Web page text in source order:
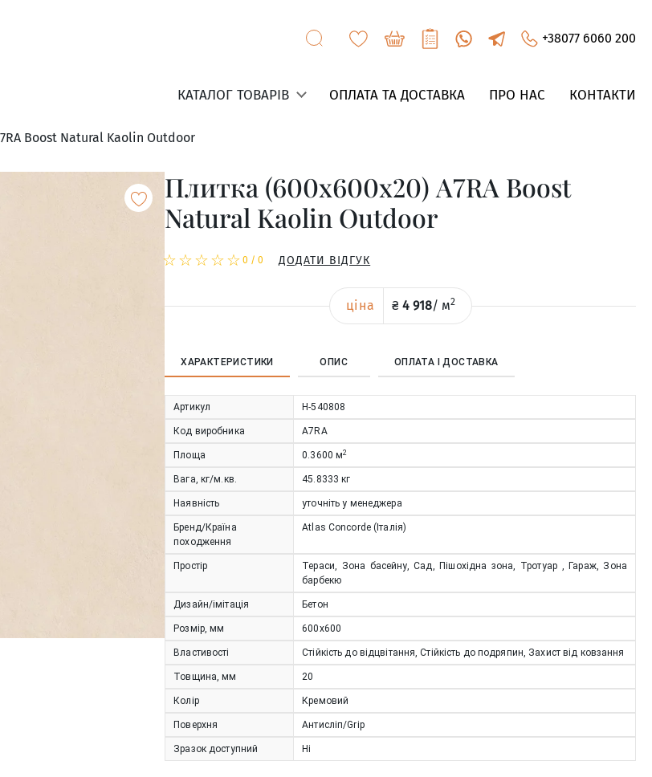
+38077 6060 200
КАТАЛОГ ТОВАРІВ ОПЛАТА ТА ДОСТАВКА ПРО НАС КОНТАКТИ
Boost Natural Kaolin Outdoor
Плитка (600x600x20) A7RA Boost
Natural Kaolin Outdoor
☆
★☆
★☆
★☆
★☆
★ 0 /0 ДОДАТИ ВІДГУК
ціна ₴ 4 918/ м2
ХАРАКТЕРИСТИКИ ОПИС ОПЛАТА І ДОСТАВКА
Артикул Н-540808
Код виробника A7RA
Площа 0.3600 м2
Вага, кг/м.кв. 45.8333 кг
Наявність уточніть у менеджера
Бренд/Країна
походження
Atlas Concorde (Італія)
Простір
Тераси, Зона басейну, Сад, Пішохідна зона, Тротуар , Гараж, Зона
барбекю
Дизайн/імітація Бетон
Розмір, мм 600x600
Властивості Стійкість до відцвітання, Стійкість до подряпин, Захист від ковзання
Товщина, мм 20
Колір Кремовий
Поверхня Антисліп/Grip
Зразок доступний Ні